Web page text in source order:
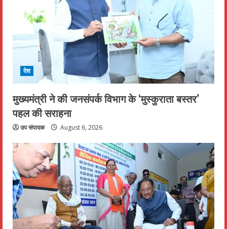
देश
मुख्यमंत्री ने की जनसंपर्क विभाग के ‘मुस्कुराता बस्तर’
पहल की सराहना
उप संपादक August 6, 2026